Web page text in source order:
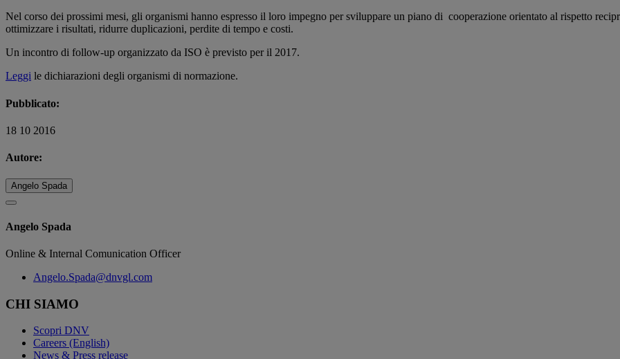
Nel corso dei prossimi mesi, gli organismi hanno espresso il loro impegno per sviluppare un piano di cooperazione orientato al rispetto
ottimizzare i risultati, ridurre duplicazioni, perdite di tempo e costi.
Un incontro di follow-up organizzato da ISO è previsto per il 2017.
Leggi le dichiarazioni degli organismi di normazione.
Pubblicato:
18 10 2016
Autore:
Angelo Spada
Angelo Spada
Online & Internal Comunication Officer
Angelo.Spada@dnvgl.com
CHI SIAMO
Scopri DNV
Careers (English)
News & Press release